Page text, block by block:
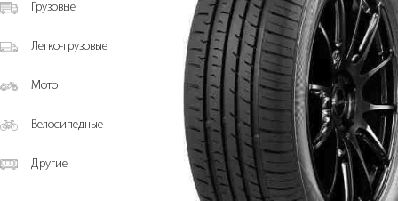
Грузовые
Легко-грузовые
Мото
Велосипедные
Другие